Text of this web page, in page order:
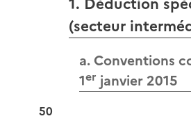
(secteur
a. Conventions
1er janvier 2015
50